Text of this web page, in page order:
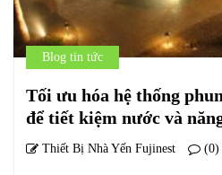
Blog tin tức
Tối ưu hóa hệ thống
để tiết kiệm nước và
Thiết Bị Nhà Yến Fujinest (0)